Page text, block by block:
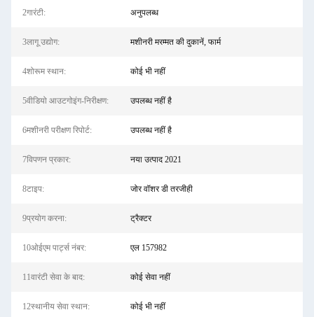
2गारंटी: अनुपलब्ध
3लागू उद्योग: मशीनरी मरम्मत की दुकानें, फार्म
4शोरूम स्थान: कोई भी नहीं
5वीडियो आउटगोइंग-निरीक्षण: उपलब्ध नहीं है
6मशीनरी परीक्षण रिपोर्ट: उपलब्ध नहीं है
7विपणन प्रकार: नया उत्पाद 2021
8टाइप: जोर वॉशर डी तरजीही
9प्रयोग करना: ट्रैक्टर
10ओईएम पार्ट्स नंबर: एल 157982
11वारंटी सेवा के बाद: कोई सेवा नहीं
12स्थानीय सेवा स्थान: कोई भी नहीं